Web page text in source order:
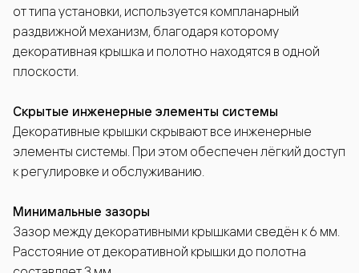
от типа установки, используется компланарный
раздвижной механизм, благодаря которому
декоративная крышка и полотно находятся в одной
плоскости.
Скрытые инженерные элементы системы
Декоративные крышки скрывают все инженерные
элементы системы. При этом обеспечен лёгкий доступ
к регулировке и обслуживанию.
Минимальные зазоры
Зазор между декоративными крышками сведён к 6 мм.
Расстояние от декоративной крышки до полотна